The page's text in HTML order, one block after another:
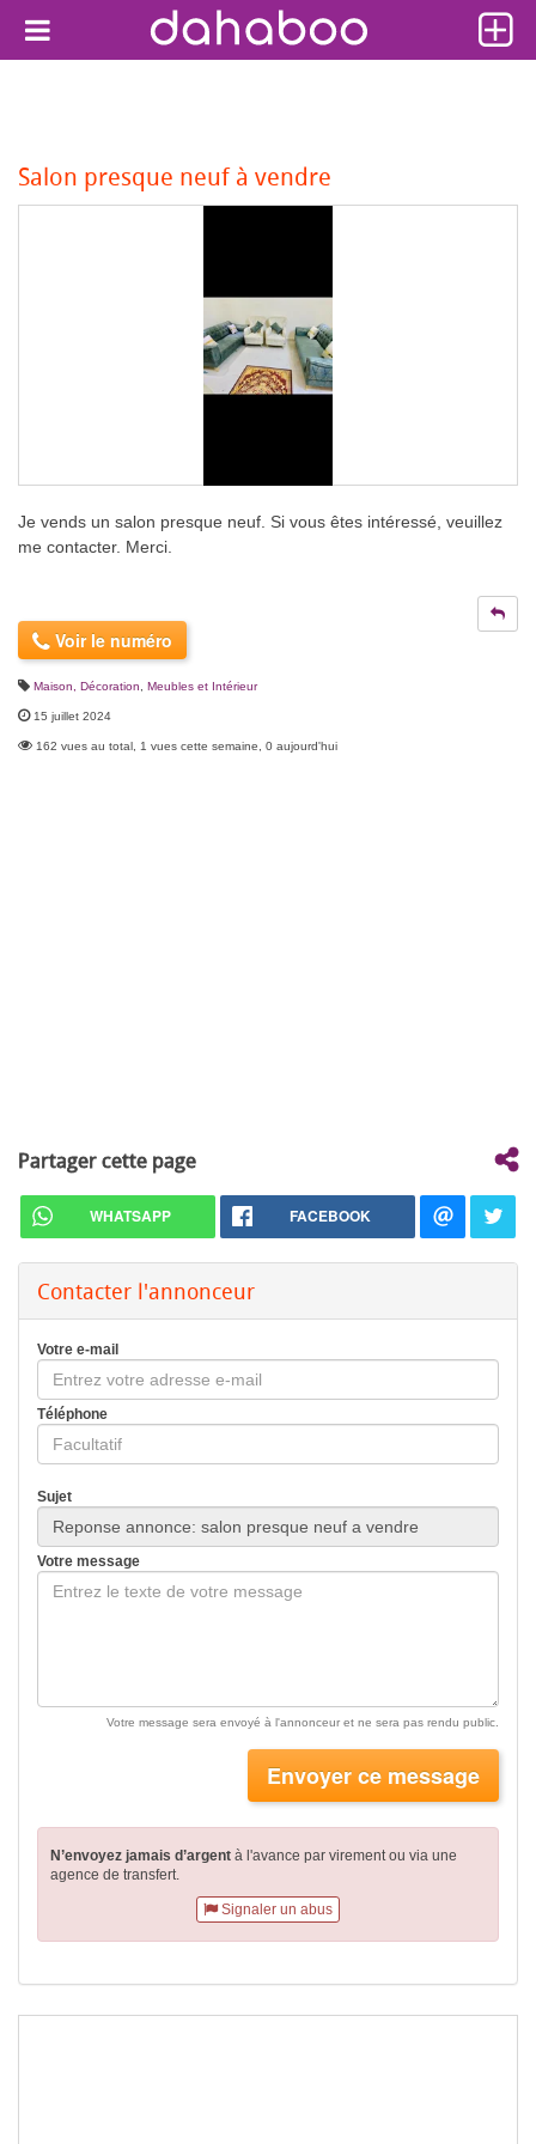
Salon presque neuf à vendre
Je vends un salon presque neuf. Si vous êtes intéressé, veuillez
me contacter. Merci.
Voir le numéro
Maison, Décoration Meubles et Intérieur
15 juillet 2024
162 vues au total, 1 vues cette semaine, 0 aujourd'hui
Partager cette page
WHATSAPP FACEBOOK
Contacter l'annonceur
Votre e-mail
Téléphone
Sujet
Votre message
Votre message sera envoyé à l'annonceur et ne sera pas rendu public.
Envoyer ce message
N’envoyez jamais d’argent à l'avance par virementou via une
agence de transfert.
Signaler un abus